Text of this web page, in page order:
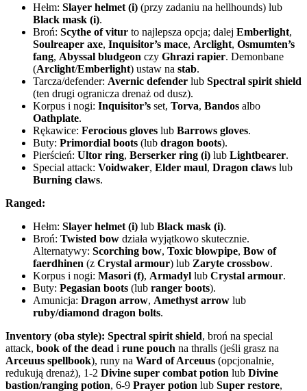
Hełm: Slayer helmet (i) (przy zadaniu na hellhounds) lub
Black mask (i).
Broń: Scythe of vitur to najlepsza opcja; dalej Emberlight,
Soulreaper axe, Inquisitor’s mace, Arclight, Osmumten’s
fang, Abyssal bludgeon czy Ghrazi rapier. Demonbane
(Arclight/Emberlight) ustaw na stab.
Tarcza/defender: Avernic defender lub Spectral spirit shield
(ten drugi ogranicza drenaż od dusz).
Korpus i nogi: Inquisitor’s set, Torva, Bandos albo
Oathplate.
Rękawice: Ferocious gloves lub Barrows gloves.
Buty: Primordial boots (lub dragon boots).
Pierścień: Ultor ring, Berserker ring (i) lub Lightbearer.
Special attack: Voidwaker, Elder maul, Dragon claws lub
Burning claws.
Ranged:
Hełm: Slayer helmet (i) lub Black mask (i).
Broń: Twisted bow działa wyjątkowo skutecznie.
Alternatywy: Scorching bow, Toxic blowpipe, Bow of
faerdhinen (z Crystal armour) lub Zaryte crossbow.
Korpus i nogi: Masori (f), Armadyl lub Crystal armour.
Buty: Pegasian boots (lub ranger boots).
Amunicja: Dragon arrow, Amethyst arrow lub
ruby/diamond dragon bolts.
Inventory (oba style): Spectral spirit shield, broń na special
attack, book of the dead i rune pouch na thralls (jeśli grasz na
Arceuus spellbook), runy na Ward of Arceuus (opcjonalnie,
redukują drenaż), 1-2 Divine super combat potion lub Divine
bastion/ranging potion, 6-9 Prayer potion lub Super restore,